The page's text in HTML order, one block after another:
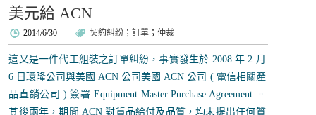
美元給 ACN
2014/6/30 契約糾紛 ；訂單 ；仲裁
這又是一件代工組裝之訂單糾紛，事實發生於 2008 年 2 月
6 日環隆公司與美國 ACN 公司美國 ACN 公司 ( 電信相關產
品直銷公司 ) 簽署 Equipment Master Purchase Agreement 。
其後兩年，期間 ACN 對貨品給付及品質，均未提出任何質